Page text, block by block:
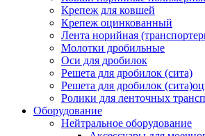
Крепеж для ковшей
Крепеж оцинкованный
Лента норийная
Молотки дробильные
Оси для дробилок
Решета для дробилок (сита)
Решета для дробилок
Ролики для ленточных
Оборудование
Нейтральное оборудование